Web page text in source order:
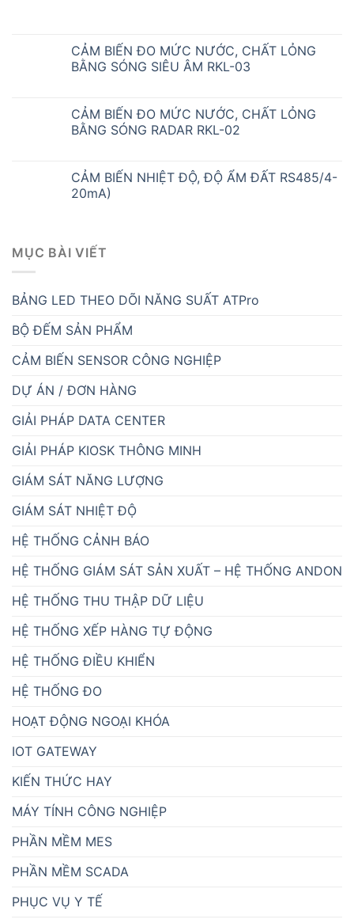
CẢM BIẾN ĐO MỨC NƯỚC, CHẤT LỎNG
BẰNG SÓNG SIÊU ÂM RKL-03
CẢM BIẾN ĐO MỨC NƯỚC, CHẤT LỎNG
BẰNG SÓNG RADAR RKL-02
CẢM BIẾN NHIỆT ĐỘ, ĐỘ ẨM ĐẤT RS485/4-
20mA)
MỤC BÀI VIẾT
BẢNG LED THEO DÕI NĂNG SUẤT ATPro
BỘ ĐẾM SẢN PHẨM
CẢM BIẾN SENSOR CÔNG NGHIỆP
DỰ ÁN / ĐƠN HÀNG
GIẢI PHÁP DATA CENTER
GIẢI PHÁP KIOSK THÔNG MINH
GIÁM SÁT NĂNG LƯỢNG
GIÁM SÁT NHIỆT ĐỘ
HỆ THỐNG CẢNH BÁO
HỆ THỐNG GIÁM SÁT SẢN XUẤT – HỆ THỐNG ANDON
HỆ THỐNG THU THẬP DỮ LIỆU
HỆ THỐNG XẾP HÀNG TỰ ĐỘNG
HỆ THỐNG ĐIỀU KHIỂN
HỆ THỐNG ĐO
HOẠT ĐỘNG NGOẠI KHÓA
IOT GATEWAY
KIẾN THỨC HAY
MÁY TÍNH CÔNG NGHIỆP
PHẦN MỀM MES
PHẦN MỀM SCADA
PHỤC VỤ Y TẾ